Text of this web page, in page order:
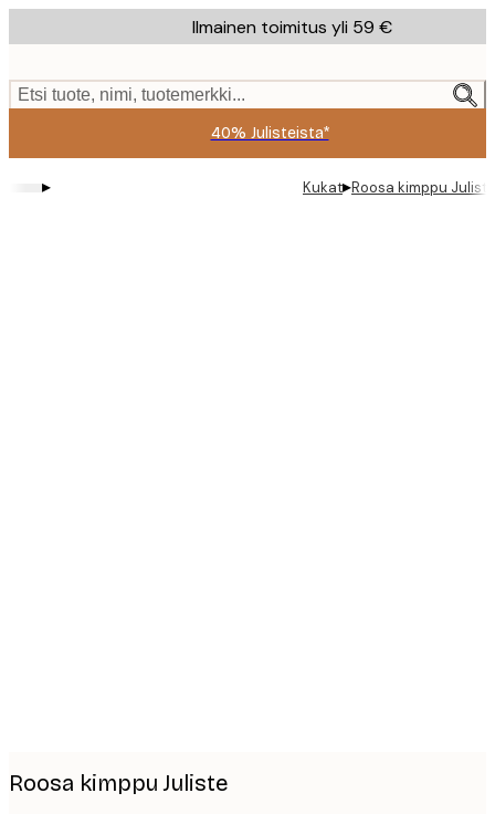
to
content.
Ilmainen toimitus yli 59 €
Etsi tuote, nimi, tuotemerkki...
40% Julisteista*
▸ Kukat▸Roosa kimppu Juliste
Roosa kimppu Juliste